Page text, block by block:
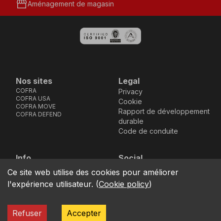
storefrontAménagement de magasin
Nos sites
COFRA
COFRA USA
COFRA MOVE
COFRA DEFEND
Legal
Privacy
Cookie
Rapport de développement
durable
Code de conduite
Info
location_on
Via dell’Euro 53-57-59,
76121 Barletta - BT -
ITALIA
Social
Facebook
Instagram
Youtube
LinkedIn
COFRA S.r.l. Partita Iva IT02850580727
Ce site web utilise des cookies pour améliorer
l'expérience utilisateur. (Cookie policy)
Refuser Accepter